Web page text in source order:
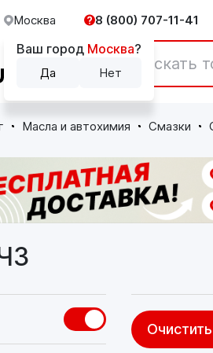
Москва
Ваш город Москва?
Да Нет
8 (800) 707-11-41
Каталог
Масла и автохимия Смазки